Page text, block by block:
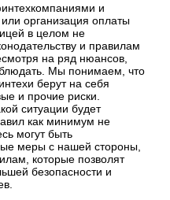
и
организация оплаты
в целом не
и правилам
на ряд нюансов,
Мы понимаем, что
берут на себя
и прочие риски.
ситуации будет
как минимум не
могут быть
меры с нашей стороны,
которые позволят
безопасности и